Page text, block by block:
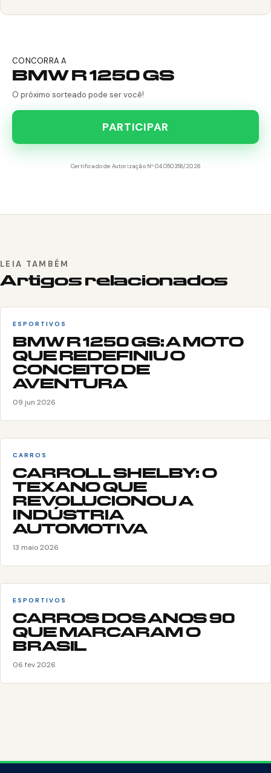
CONCORRA A
BMW R 1250 GS
O próximo sorteado pode ser você!
PARTICIPAR
Certificado de Autorização Nº 04.050358/2026
LEIA TAMBÉM
Artigos relacionados
ESPORTIVOS
BMW R 1250 GS: A MOTO
QUE REDEFINIU O
CONCEITO DE
AVENTURA
09 jun 2026
CARROS
CARROLL SHELBY: O
TEXANO QUE
REVOLUCIONOU A
INDÚSTRIA
AUTOMOTIVA
13 maio 2026
ESPORTIVOS
CARROS DOS ANOS 90
QUE MARCARAM O
BRASIL
06 fev 2026